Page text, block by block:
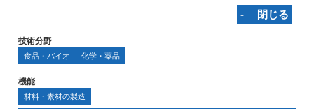
‐ 閉じる
技術分野
食品・バイオ 化学・薬品
機能
材料・素材の製造